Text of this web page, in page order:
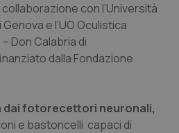
con l’Università
Genova e l’UO Oculistica
Don Calabria di
dalla Fondazione
dai fotorecettori neuronali,
e bastoncelli capaci di